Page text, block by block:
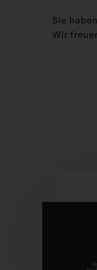
Sie
Wir